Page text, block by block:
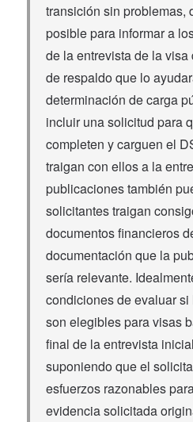
transición sin problemas,
posible para informar a
de la entrevista de la
de respaldo que lo
determinación de carga
incluir una solicitud para
completen y carguen el
traigan con ellos a la
publicaciones también
solicitantes traigan
documentos financieros
documentación que la
sería relevante.
condiciones de evaluar
son elegibles para visas
final de la entrevista
suponiendo que el
esfuerzos razonables
evidencia solicitada